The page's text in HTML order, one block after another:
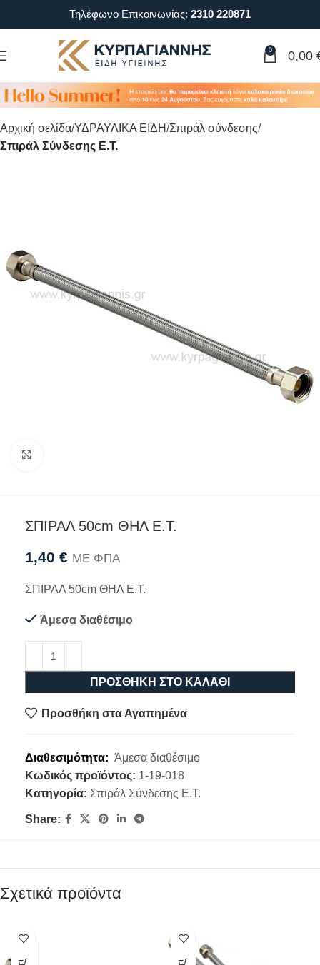
Τηλέφωνο Επικοινωνίας: 2310 220871
0 0,00
Αρχική σελίδα ΥΔΡΑΥΛΙΚΑ ΕΙΔΗ Σπιράλ σύνδεσης
Σπιράλ Σύνδεσης Ε.Τ.
ΣΠΙΡΑΛ 50cm ΘΗΛ Ε.Τ.
1,40 € ΜΕ ΦΠΑ
ΣΠΙΡΑΛ 50cm ΘΗΛ Ε.Τ.
Άμεσα διαθέσιμο
ΠΡΟΣΘΉΚΗ ΣΤΟ ΚΑΛΆΘΙ
Προσθήκη στα Αγαπημένα
Διαθεσιμότητα: Άμεσα διαθέσιμο
Κωδικός προϊόντος: 1-19-018
Κατηγορία: Σπιράλ Σύνδεσης Ε.Τ.
Share:
Σχετικά προϊόντα